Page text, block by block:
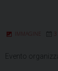
IMMAGINE
Evento